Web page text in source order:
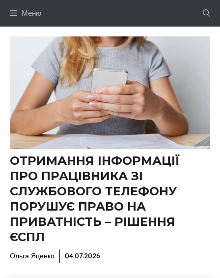
Меню
ОТРИМАННЯ ІНФОРМАЦІЇ
ПРО ПРАЦІВНИКА ЗІ
СЛУЖБОВОГО ТЕЛЕФОНУ
ПОРУШУЄ ПРАВО НА
ПРИВАТНІСТЬ – РІШЕННЯ
ЄСПЛ
Ольга Яценко 04.07.2026